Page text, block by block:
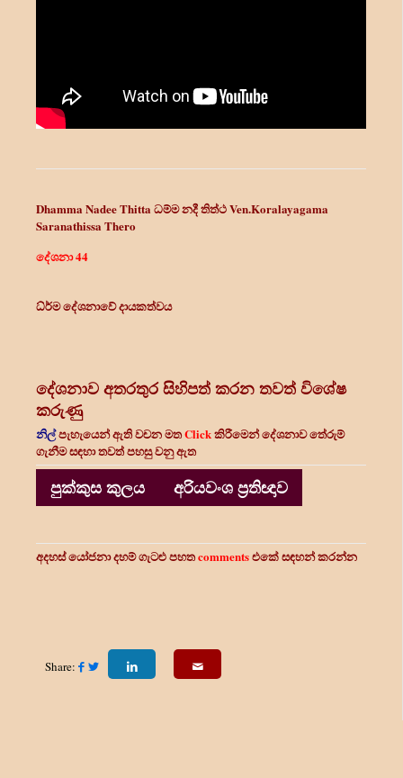
Dhamma Nadee Thitta ධම්ම නදී තිත්ථVen.Koralayagama
Saranathissa Thero
දේශනා 44
ධ්ර්ම දේශනාවේ දායකත්වය
දේශනාව අතරතුර සිහිපත් කරන තවත් විශේෂ
කරුණු
නිල්පැහැයෙන් ඇති වචන මතClickකිරීමෙන් දේශනාව තේරුම්
ගැනීම සඳහා තවත් පහසු වනු ඇත
පුක්කුස කුලය අරියවංශ ප්‍රතිඥාව
අදහස් යෝජනා දහම් ගැටළු පහතcommentsඑකේ සඳහන් කරන්න
Share: